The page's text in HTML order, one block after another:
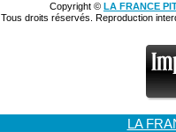
Copyright © LA FRANCE
Tous droits réservés. Reproduction
LA